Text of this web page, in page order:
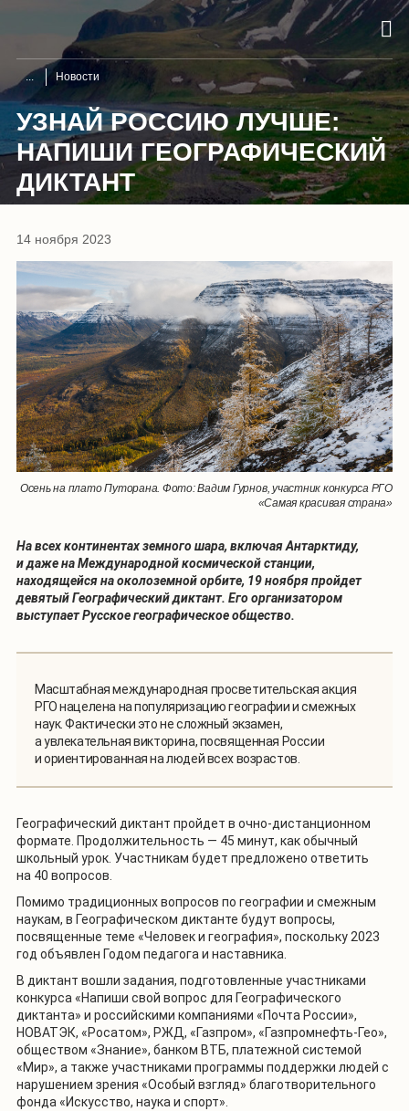
Новости
УЗНАЙ РОССИЮ ЛУЧШЕ:
НАПИШИ ГЕОГРАФИЧЕСКИЙ
ДИКТАНТ
14 ноября 2023
Осень на плато Путорана. Фото: Вадим Гурнов, участник конкурса РГО
«Самая красивая страна»
На всех континентах земного шара, включая Антарктиду,
и даже на Международной космической станции,
находящейся на околоземной орбите, 19 ноября пройдет
девятый Географический диктант. Его организатором
выступает Русское географическое общество.
Масштабная международная просветительская акция
РГО нацелена на популяризацию географии и смежных
наук. Фактически это не сложный экзамен,
а увлекательная викторина, посвященная России
и ориентированная на людей всех возрастов.
Географический диктант пройдет в очно-дистанционном
формате. Продолжительность — 45 минут, как обычный
школьный урок. Участникам будет предложено ответить
на 40 вопросов.
Помимо традиционных вопросов по географии и смежным
наукам, в Географическом диктанте будут вопросы,
посвященные теме «Человек и география», поскольку 2023
год объявлен Годом педагога и наставника.
В диктант вошли задания, подготовленные участниками
конкурса «Напиши свой вопрос для Географического
диктанта» и российскими компаниями «Почта России»,
НОВАТЭК, «Росатом», РЖД, «Газпром», «Газпромнефть-Гео»,
обществом «Знание», банком ВТБ, платежной системой
«Мир», а также участниками программы поддержки людей с
нарушением зрения «Особый взгляд» благотворительного
фонда «Искусство, наука и спорт».